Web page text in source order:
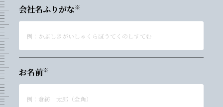
会社名ふりがな
お名前